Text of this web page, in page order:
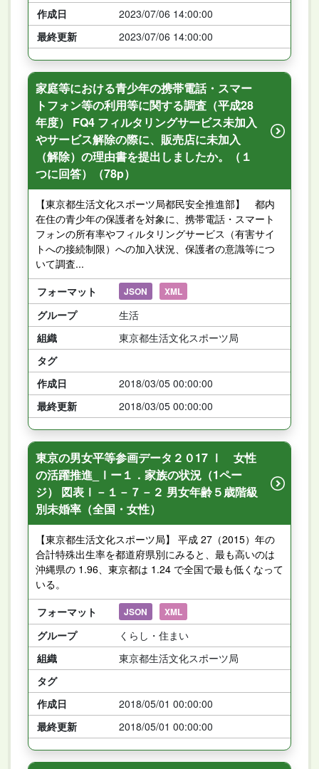
作成日
2023/07/06 14:00:00
最終更新
2023/07/06 14:00:00
家庭等における青少年の携帯電話・スマー
トフォン等の利用等に関する調査（平成28
年度） FQ4 フィルタリングサービス未加入
やサービス解除の際に、販売店に未加入
（解除）の理由書を提出しましたか。（１
つに回答）（78p）
【東京都生活文化スポーツ局都民安全推進部】 都内
在住の青少年の保護者を対象に、携帯電話・スマート
フォンの所有率やフィルタリングサービス（有害サイ
トへの接続制限）への加入状況、保護者の意識等につ
いて調査...
フォーマット
JSON XML
グループ
生活
組織
東京都生活文化スポーツ局
タグ
作成日
2018/03/05 00:00:00
最終更新
2018/03/05 00:00:00
東京の男女平等参画データ２０17 Ⅰ 女性
の活躍推進_Ⅰー１．家族の状況（1ペー
ジ） 図表Ⅰ－１－７－２ 男女年齢５歳階級
別未婚率（全国・女性）
【東京都生活文化スポーツ局】 平成 27（2015）年の
合計特殊出生率を都道府県別にみると、最も高いのは
沖縄県の 1.96、東京都は 1.24 で全国で最も低くなって
いる。
フォーマット
JSON XML
グループ
くらし・住まい
組織
東京都生活文化スポーツ局
タグ
作成日
2018/05/01 00:00:00
最終更新
2018/05/01 00:00:00